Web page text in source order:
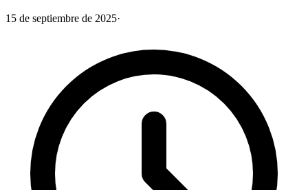
15 de septiembre de 2025·